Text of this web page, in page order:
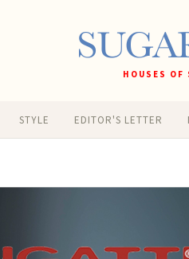
HOUSES
STYLE EDITOR'S LETTER